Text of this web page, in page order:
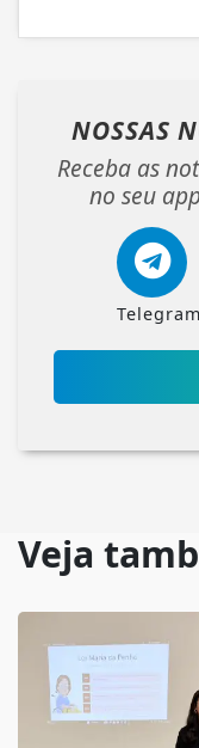
NOSSAS
Receba as
no seu
Telegram
Veja